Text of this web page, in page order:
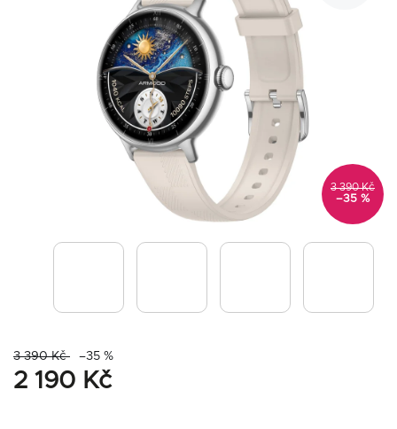
3 390 Kč
–35 %
3 390 Kč –35 %
2 190 Kč